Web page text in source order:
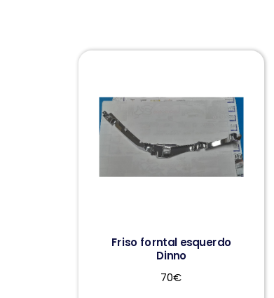
Friso forntal esquerdo
Dinno
70€